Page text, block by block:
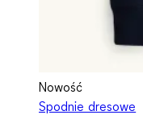
Nowość
Spodnie dresowe